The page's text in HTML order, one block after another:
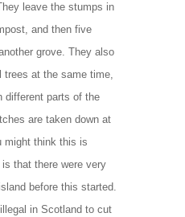
leave the stumps in
and then five
grove. They also
trees at the same time,
different parts of the
are taken down at
might think this is
that there were very
before this started.
in Scotland to cut